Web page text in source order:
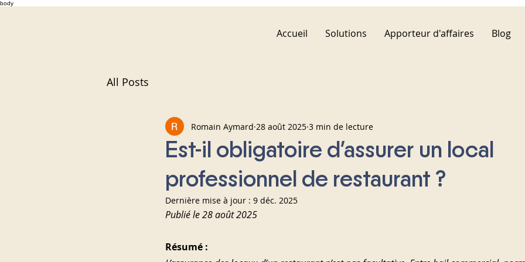
body
Accueil Solutions Apporteur d'affaires Blog
All Posts
Est-il obligatoire d’assurer un local
professionnel de restaurant ?
Romain Aymard 28 août 2025 3 min de lecture
Dernière mise à jour : 9 déc. 2025
Publié le 28 août 2025
Résumé :